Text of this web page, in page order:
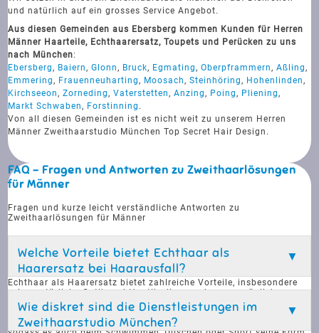
und natürlich auf ein grosses Service Angebot.
Aus diesen Gemeinden aus Ebersberg kommen Kunden für Herren
Männer Haarteile, Echthaarersatz, Toupets und Perücken zu uns
nach München:
Ebersberg, Baiern,Glonn, Bruck, Egmating,Oberpframmern,Aßling,
Emmering, Frauenneuharting, Moosach,Steinhöring, Hohenlinden,
Kirchseeon,Zorneding,Vaterstetten,Anzing, Poing, Pliening,
Markt Schwaben, Forstinning .
Von all diesen Gemeinden ist es nicht weit zu unserem Herren
Männer Zweithaarstudio München Top Secret Hair Design.
FAQ - Fragen und Antworten zu Zweithaarlösungen
für Männer
Fragen und kurze leicht verständliche Antworten zu
Zweithaarlösungen für Männer
Welche Vorteile bietet Echthaar als
Haarersatz bei Haarausfall?
Echthaar als Haarersatz bietet zahlreiche Vorteile, insbesondere
seine natürliche Optik und Haptik, die es nahezu unmöglich
machen, den Unterschied zu echtem Haar zu erkennen. Es kann
problemlos gestylt, gefärbt und geschnitten werden, genau wie Ihr
eigenes Haar. Zudem ist Echthaar langlebig und widerstandsfähig,
Wie diskret sind die Dienstleistungen im
Zweithaarstudio München?